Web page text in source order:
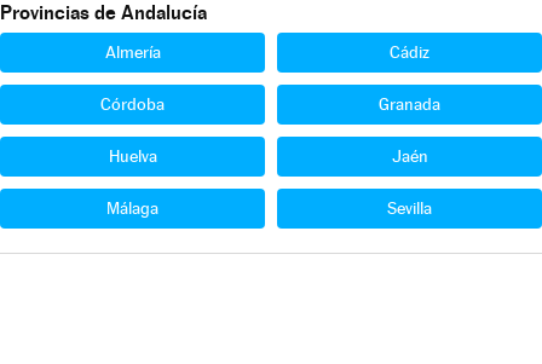
Provincias de Andalucía
Almería Cádiz
Córdoba Granada
Huelva Jaén
Málaga Sevilla